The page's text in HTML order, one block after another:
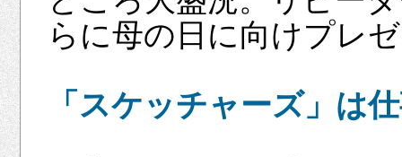
らに母の日に向けプレ
「スケッチャーズ」は